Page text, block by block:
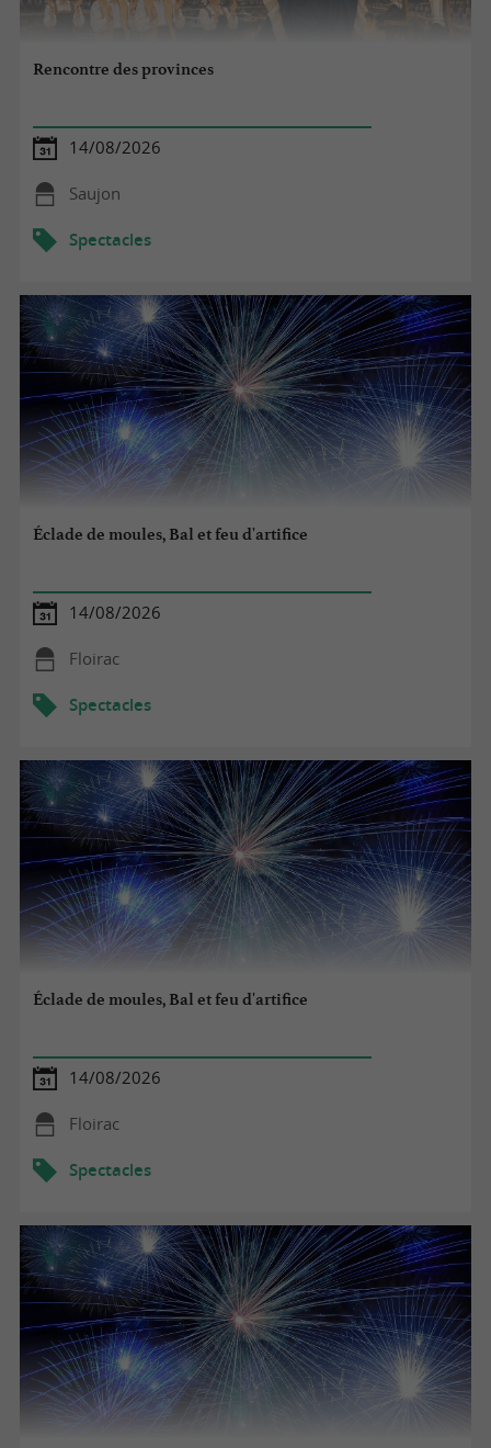
Rencontre des provinces
14/08/2026
Saujon
Spectacles
Éclade de moules, Bal et feu d'artifice
14/08/2026
Floirac
Spectacles
Éclade de moules, Bal et feu d'artifice
14/08/2026
Floirac
Spectacles